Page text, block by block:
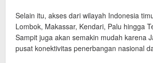
Selain itu, akses dari wilayah Indonesia
Lombok, Makassar, Kendari, Palu hingga
Sampit juga akan semakin mudah karena
pusat konektivitas penerbangan nasional